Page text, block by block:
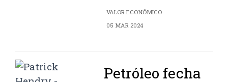
VALOR ECONÔMICO
05 MAR 2024
Petróleo fecha